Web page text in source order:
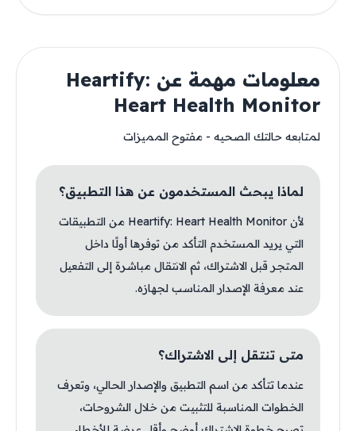
معلومات مهمة عن Heartify:
Heart Health Monitor
لمتابعه حالتك الصحيه - مفتوح المميزات
لماذا يبحث المستخدمون عن هذا التطبيق؟
لأن Heartify: Heart Health Monitor من التطبيقات
التي يريد المستخدم التأكد من توفرها أولًا داخل
المتجر قبل الاشتراك، ثم الانتقال مباشرة إلى التفعيل
عند معرفة الإصدار المناسب لجهازه.
متى تنتقل إلى الاشتراك؟
عندما تتأكد من اسم التطبيق والإصدار الحالي، وتعرف
الخطوات المناسبة للتثبيت من خلال الشروحات،